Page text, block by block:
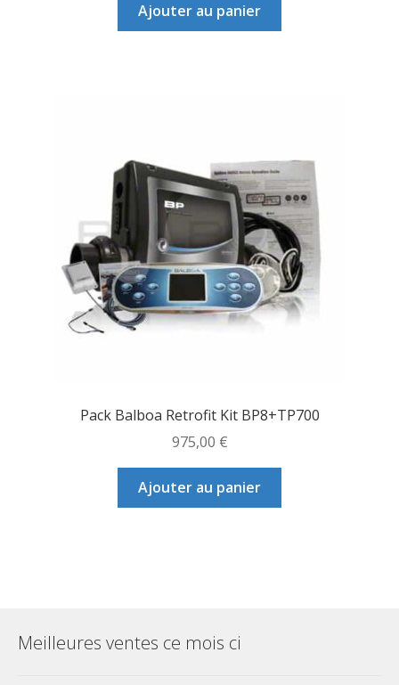
Ajouter au panier
Pack Balboa Retrofit Kit BP8+TP700
975,00 €
Ajouter au panier
Meilleures ventes ce mois ci